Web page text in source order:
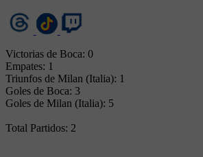
Victorias de Boca: 0
Empates: 1
Triunfos de Milan (Italia): 1
Goles de Boca: 3
Goles de Milan (Italia): 5
Total Partidos: 2